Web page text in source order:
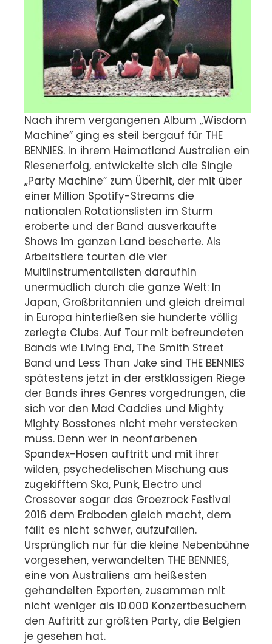
Nach ihrem vergangenen Album „Wisdom
Machine” ging es steil bergauf für THE
BENNIES. In ihrem Heimatland Australien ein
Riesenerfolg, entwickelte sich die Single
„Party Machine” zum Überhit, der mit über
einer Million Spotify-Streams die
nationalen Rotationslisten im Sturm
eroberte und der Band ausverkaufte
Shows im ganzen Land bescherte. Als
Arbeitstiere tourten die vier
Multiinstrumentalisten daraufhin
unermüdlich durch die ganze Welt: In
Japan, Großbritannien und gleich dreimal
in Europa hinterließen sie hunderte völlig
zerlegte Clubs. Auf Tour mit befreundeten
Bands wie Living End, The Smith Street
Band und Less Than Jake sind THE BENNIES
spätestens jetzt in der erstklassigen Riege
der Bands ihres Genres vorgedrungen, die
sich vor den Mad Caddies und Mighty
Mighty Bosstones nicht mehr verstecken
muss. Denn wer in neonfarbenen
Spandex-Hosen auftritt und mit ihrer
wilden, psychedelischen Mischung aus
zugekifftem Ska, Punk, Electro und
Crossover sogar das Groezrock Festival
2016 dem Erdboden gleich macht, dem
fällt es nicht schwer, aufzufallen.
Ursprünglich nur für die kleine Nebenbühne
vorgesehen, verwandelten THE BENNIES,
eine von Australiens am heißesten
gehandelten Exporten, zusammen mit
nicht weniger als 10.000 Konzertbesuchern
den Auftritt zur größten Party, die Belgien
je gesehen hat.